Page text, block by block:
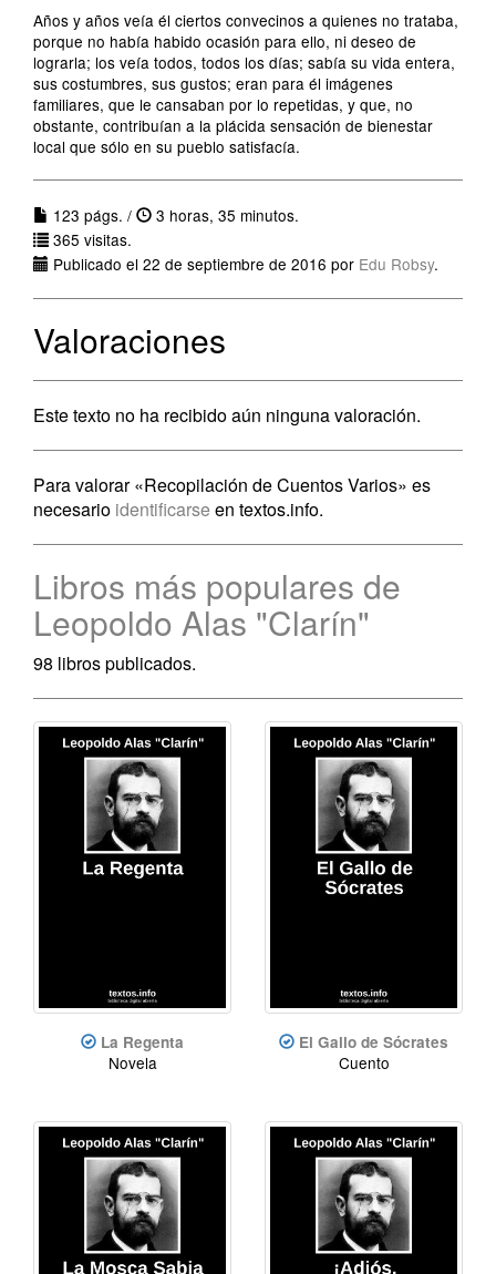
Años y años veía él ciertos convecinos a quienes no trataba,
porque no había habido ocasión para ello, ni deseo de
lograrla; los veía todos, todos los días; sabía su vida entera,
sus costumbres, sus gustos; eran para él imágenes
familiares, que le cansaban por lo repetidas, y que, no
obstante, contribuían a la plácida sensación de bienestar
local que sólo en su pueblo satisfacía.
123 págs. /
3 horas, 35 minutos.
365 visitas.
Publicado el 22 de septiembre de 2016 por Edu Robsy.
Valoraciones
Este texto no ha recibido aún ninguna valoración.
Para valorar «Recopilación de Cuentos Varios» es
necesario identificarse en textos.info.
Libros más populares de
Leopoldo Alas "Clarín"
98 libros publicados.
La Regenta
Novela
El Gallo de Sócrates
Cuento